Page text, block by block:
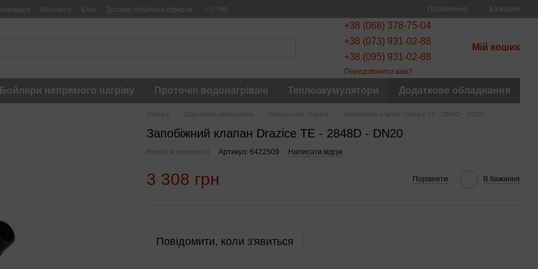
Контакти Блог Договір публічної оферти Укр Порівняння Бажання
+38 (068) 378-75-04
+38 (073) 931-02-88
+38 (095) 931-02-88
Передзвонити вам?
Мій кошик
Бойлери непрямого нагріву Проточні водонагрівачі Теплоакумулятори Додаткове обладнання
Drazice Додаткове обладнання Запчастини Drazice Запобіжний клапан Drazice TE - 2848D - DN20
Запобіжний клапан Drazice TE - 2848D - DN20
Немає в наявності Артикул: 6422509 Написати відгук
3 308 грн Порівняти В бажання
Повідомити, коли з'явиться